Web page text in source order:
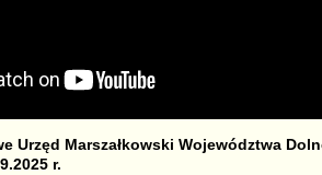
Urzęd Marszałkowski Województwa
r.